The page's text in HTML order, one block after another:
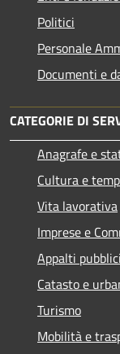
Politici
Personale
Documenti e
CATEGORIE DI
Anagrafe e
Cultura e
Vita lavorativa
Imprese e
Appalti pubblici
Catasto e
Turismo
Mobilità e